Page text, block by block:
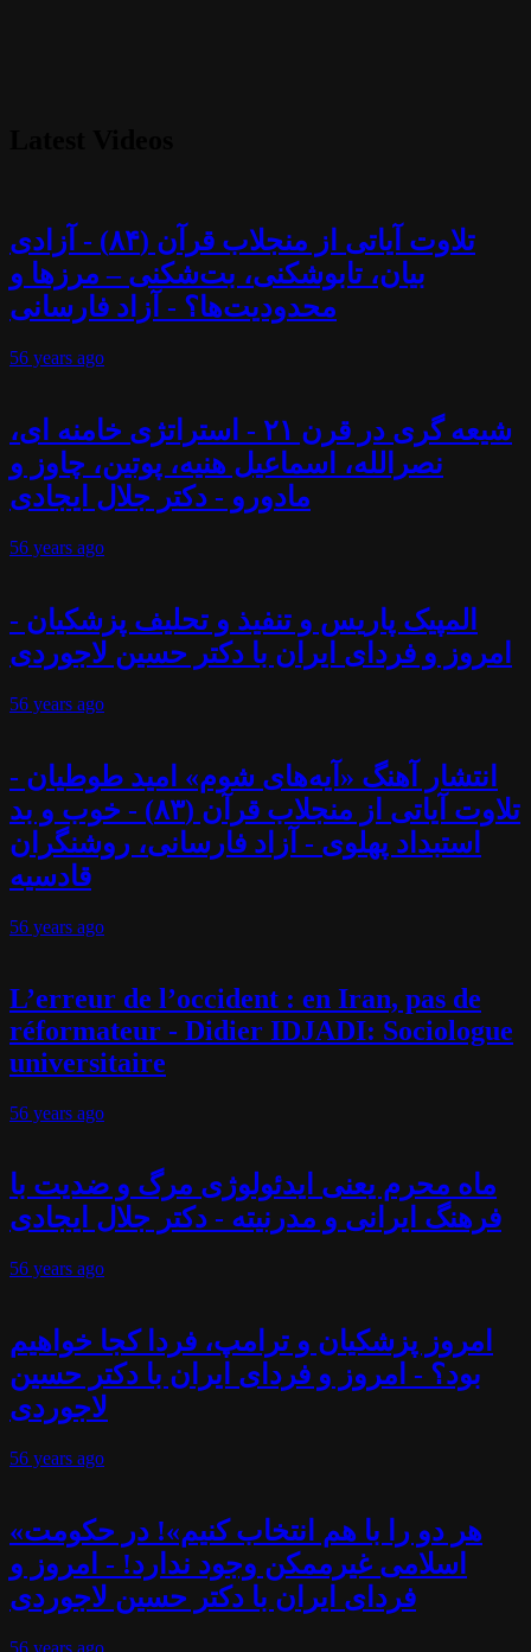
تلاوت آیاتی از منجلاب قرآن (۸۴) - آزادی
بیان، تابوشکنی، بت‌شکنی – مرزها و
محدودیت‌ها؟ - آزاد فارسانی
56 years ago
شیعه گری در قرن ۲۱ - استراتژی خامنه ای،
نصرالله، اسماعیل هنیه، پوتین، چاوز و
مادورو - دکتر جلال ایجادی
56 years ago
المپیک پاریس و تنفیذ و تحلیف پزشکیان -
امروز و فردای ایران با دکتر حسین لاجوردی
56 years ago
انتشار آهنگ «آیه‌های شوم» امید طوطیان -
تلاوت آیاتی از منجلاب قرآن (۸۳) - خوب و بد
استبداد پهلوی - آزاد فارسانی، روشنگران
قادسیه
56 years ago
L’erreur de l’occident : en Iran, pas de
réformateur - Didier IDJADI: Sociologue
universitaire
56 years ago
ماه محرم یعنی ایدئولوژی مرگ و ضدیت با
فرهنگ ایرانی و مدرنیته - دکتر جلال ایجادی
56 years ago
امروز پزشکیان و ترامپ، فردا کجا خواهیم
بود؟ - امروز و فردای ایران با دکتر حسین
لاجوردی
56 years ago
«هر دو را با هم انتخاب کنیم»! در حکومت
اسلامی غیرممکن وجود ندارد! - امروز و
فردای ایران با دکتر حسین لاجوردی
56 years ago